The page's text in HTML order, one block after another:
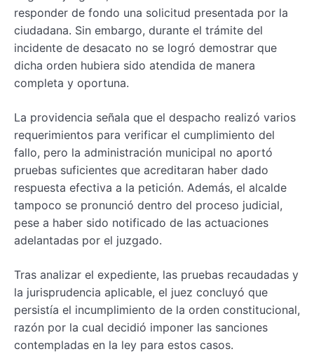
responder de fondo una solicitud presentada por la
ciudadana. Sin embargo, durante el trámite del
incidente de desacato no se logró demostrar que
dicha orden hubiera sido atendida de manera
completa y oportuna.
La providencia señala que el despacho realizó varios
requerimientos para verificar el cumplimiento del
fallo, pero la administración municipal no aportó
pruebas suficientes que acreditaran haber dado
respuesta efectiva a la petición. Además, el alcalde
tampoco se pronunció dentro del proceso judicial,
pese a haber sido notificado de las actuaciones
adelantadas por el juzgado.
Tras analizar el expediente, las pruebas recaudadas y
la jurisprudencia aplicable, el juez concluyó que
persistía el incumplimiento de la orden constitucional,
razón por la cual decidió imponer las sanciones
contempladas en la ley para estos casos.